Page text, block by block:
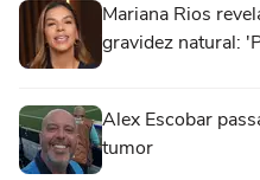
Mariana Rios
gravidez natural:
Alex Escobar
tumor